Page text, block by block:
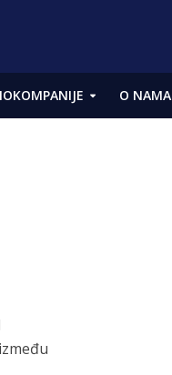
O NAMA